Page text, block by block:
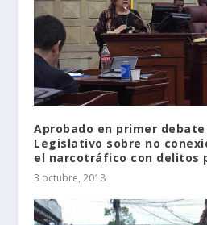
Aprobado en primer
Legislativo sobre no
el narcotráfico con delitos
3 octubre, 2018